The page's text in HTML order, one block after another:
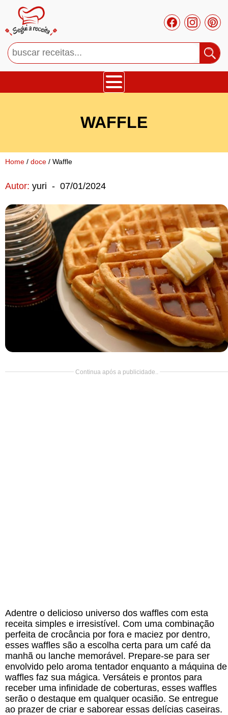
Mousses
Cupcakes
Salgado
Doce
Pão
Salada
WAFFLE
Home / doce / Waffle
Autor: yuri - 07/01/2024
Continua após a publicidade..
Adentre o delicioso universo dos waffles com esta
receita simples e irresistível. Com uma combinação
perfeita de crocância por fora e maciez por dentro,
esses waffles são a escolha certa para um café da
manhã ou lanche memorável. Prepare-se para ser
envolvido pelo aroma tentador enquanto a máquina de
waffles faz sua mágica. Versáteis e prontos para
receber uma infinidade de coberturas, esses waffles
serão o destaque em qualquer ocasião. Se entregue
ao prazer de criar e saborear essas delícias caseiras.